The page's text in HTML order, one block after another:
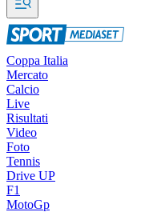
Coppa Italia
Mercato
Calcio
Live
Risultati
Video
Foto
Tennis
Drive UP
F1
MotoGp